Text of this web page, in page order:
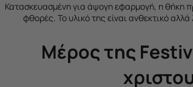
Κατασκευασμένη για άψογη εφαρμογή, η θήκη
φθορές. Το υλικό της είναι ανθεκτικό
Μέρος της